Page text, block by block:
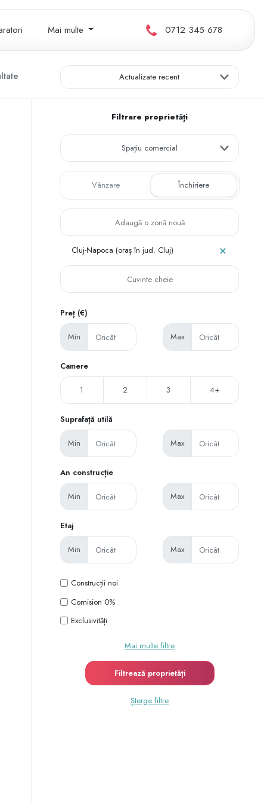
Mai multe 0712 345 678
Actualizate recent
Filtrare proprietăți
Spațiu comercial
Vânzare Închiriere
Cluj-Napoca (oraș în jud. Cluj)
Preț (€)
Min Max
Camere
1 2 3 4+
Suprafață utilă
Min Max
An construcție
Min Max
Etaj
Min Max
Construcții noi
Comision 0%
Exclusivități
Mai multe filtre
Șterge filtre